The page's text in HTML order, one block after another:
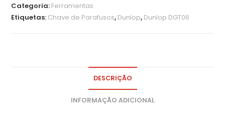
Categoria: Ferramentas
Etiquetas: Chave de Parafusos, Dunlop, Dunlop DGT06
DESCRIÇÃO
INFORMAÇÃO ADICIONAL